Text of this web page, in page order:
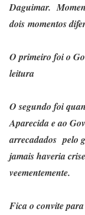
Daguimar.
dois momentos
O primeiro foi o
leitura
O segundo foi
Aparecida e ao
arrecadados pelo
jamais haveria
veementemente.
Fica o convite